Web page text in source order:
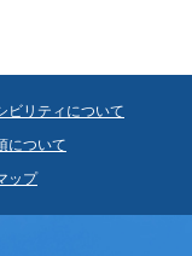
ビリティについて
について
ップ